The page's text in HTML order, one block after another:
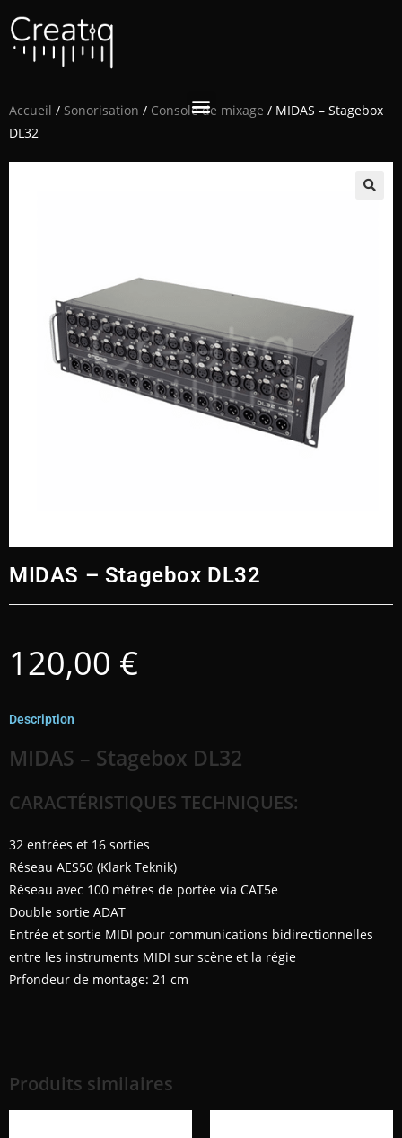
Accueil / Sonorisation / Console de mixage / MIDAS – Stagebox
DL32
MIDAS – Stagebox DL32
120,00 €
Description
MIDAS – Stagebox DL32
CARACTÉRISTIQUES TECHNIQUES:
32 entrées et 16 sorties
Réseau AES50 (Klark Teknik)
Réseau avec 100 mètres de portée via CAT5e
Double sortie ADAT
Entrée et sortie MIDI pour communications bidirectionnelles
entre les instruments MIDI sur scène et la régie
Prfondeur de montage: 21 cm
Produits similaires